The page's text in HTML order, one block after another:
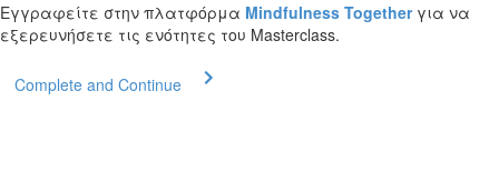
Εγγραφείτε στην πλατφόρμα Mindfulness Together για να
εξερευνήσετε τις ενότητες του Masterclass.
Complete and Continue